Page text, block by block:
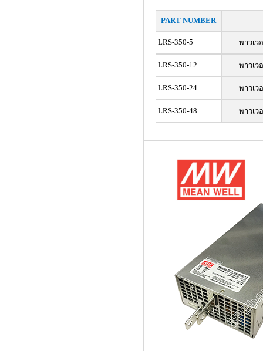
PART NUMBER
LRS-350-5 พาวเว
LRS-350-12 พาวเว
LRS-350-24 พาวเว
LRS-350-48 พาวเว